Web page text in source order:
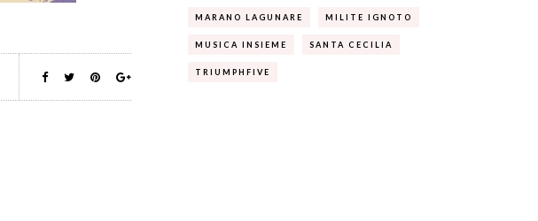
MARANO LAGUNARE MILITE IGNOTO
MUSICA INSIEME SANTA CECILIA
TRIUMPHFIVE